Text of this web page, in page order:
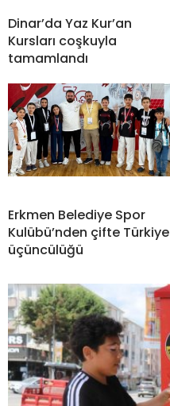
Dinar’da Yaz Kur’an
Kursları coşkuyla
tamamlandı
Erkmen Belediye Spor
Kulübü’nden çifte Türkiye
üçüncülüğü